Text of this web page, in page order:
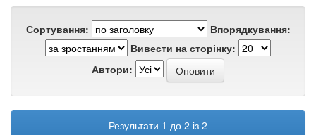
Сортування:
Впорядкування:
Вивести на сторінку:
Автори:
Результати 1 до 2 із 2